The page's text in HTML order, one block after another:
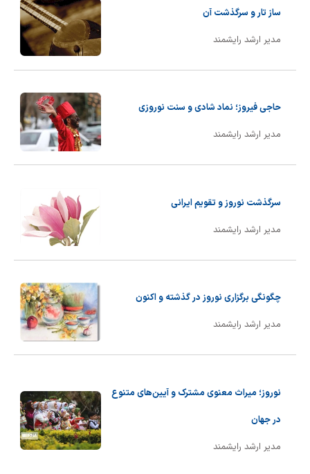
ساز تار و سرگذشت آن
مدیر ارشد رایشمند
حاجی فیروز؛ نماد شادی و سنت نوروزی
مدیر ارشد رایشمند
سرگذشت نوروز و تقویم ایرانی
مدیر ارشد رایشمند
چگونگی برگزاری نوروز در گذشته و اکنون
مدیر ارشد رایشمند
نوروز؛ میراث معنوی مشترک و آیین‌های متنوع
در جهان
مدیر ارشد رایشمند